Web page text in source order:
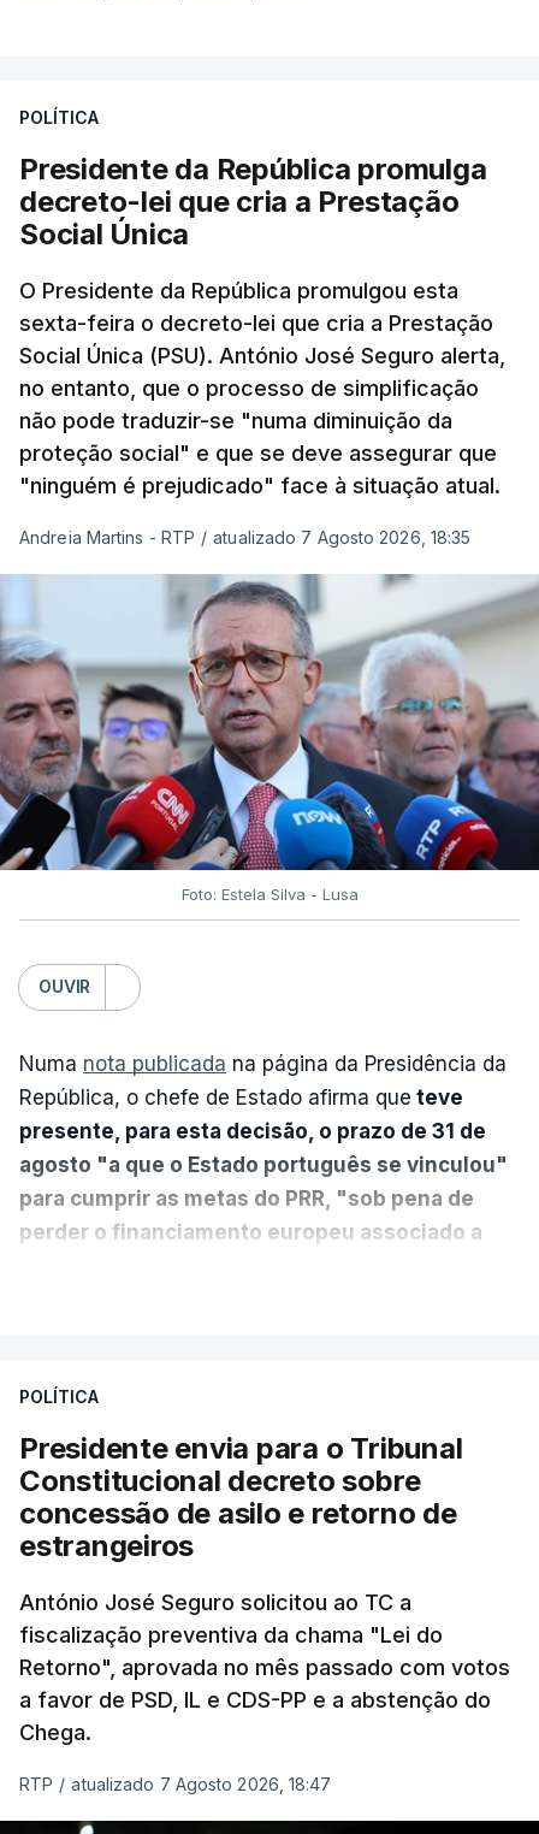
POLÍTICA
Presidente da República promulga
decreto-lei que cria a Prestação
Social Única
O Presidente da República promulgou esta
sexta-feira o decreto-lei que cria a Prestação
Social Única (PSU). António José Seguro alerta,
no entanto, que o processo de simplificação
não pode traduzir-se "numa diminuição da
proteção social" e que se deve assegurar que
"ninguém é prejudicado" face à situação atual.
Andreia Martins - RTP / atualizado 7 Agosto 2026, 18:35
Foto: Estela Silva - Lusa
OUVIR
Numa nota publicada na página da Presidência da
República, o chefe de Estado afirma que teve
presente, para esta decisão, o prazo de 31 de
agosto "a que o Estado português se vinculou"
para cumprir as metas do PRR, "sob pena de
perder o financiamento europeu associado a
sistema mais simples, mais justo e transparente".
"Sempre que seja possível reduzir burocracias,
eliminar sobreposições e garantir que os apoios
chegam a quem mais necessita, estaremos a dar
um passo na direção certa", argumenta o
Presidente da República.
Assegurar que "ninguém é
prejudicado"
O Preisdente deixa, no entanto, deixa alguns
POLÍTICA
Presidente envia para o Tribunal
Constitucional decreto sobre
concessão de asilo e retorno de
estrangeiros
António José Seguro solicitou ao TC a
fiscalização preventiva da chama "Lei do
Retorno", aprovada no mês passado com votos
a favor de PSD, IL e CDS-PP e a abstenção do
Chega.
RTP / atualizado 7 Agosto 2026, 18:47